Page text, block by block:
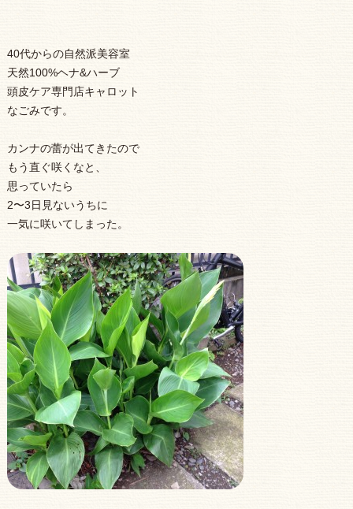
40代からの自然派美容室
天然100%ヘナ&ハーブ
頭皮ケア専門店キャロット
なごみです。
カンナの蕾が出てきたので
もう直ぐ咲くなと、
思っていたら
2〜3日見ないうちに
一気に咲いてしまった。